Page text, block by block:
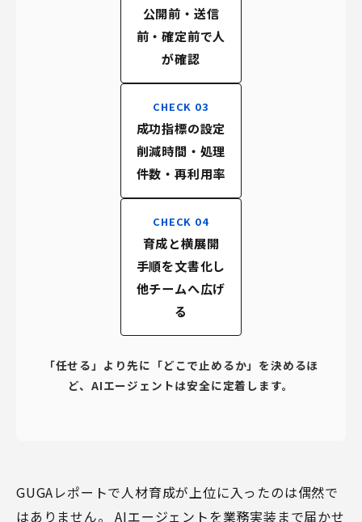
公開前・送信
前・確定前で人
が確認
CHECK 03
成功指標の設定
削減時間・処理
件数・再利用率
CHECK 04
育成と横展開
手順を文書化し
他チームへ広げ
る
「任せる」より先に「どこで止めるか」を決めるほ
ど、AIエージェントは安全に定着します。
GUGAレポートで人材育成が上位に入ったのは偶然で
はありません。 AIエージェントを業務実装まで届かせ